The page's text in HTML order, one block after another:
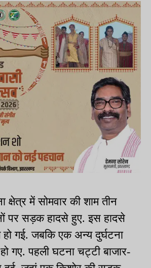
क्षेत्र में सोमवार की शाम तीन
पर सड़क हादसे हुए. इस हादसे
हो गई. जबकि एक अन्य दुर्घटना
गए. पहली घटना चट्टी बाजार-